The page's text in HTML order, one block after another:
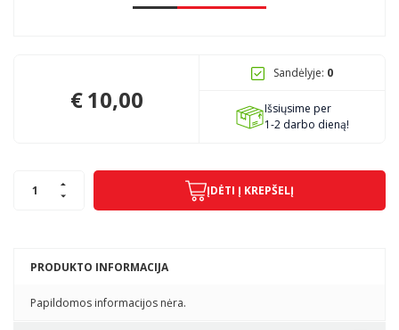
+370 68306302
PRODUKTO INFORMACIJA
Papildomos informacijos nėra.
€10,00
Sandėlyje: 0
Išsiųsime per
1-2 darbo dieną!
ĮDĖTI Į KREPŠELĮ